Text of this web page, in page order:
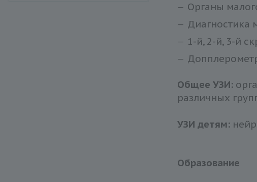
Органы
Диагностика
1-й, 2-й, 3-й
Общее УЗИ:
различных
УЗИ детям:
Образование